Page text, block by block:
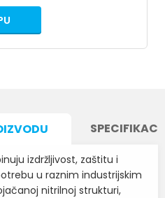
izdržljivost, zaštitu i
u raznim industrijskim
nitrilnoj strukturi,